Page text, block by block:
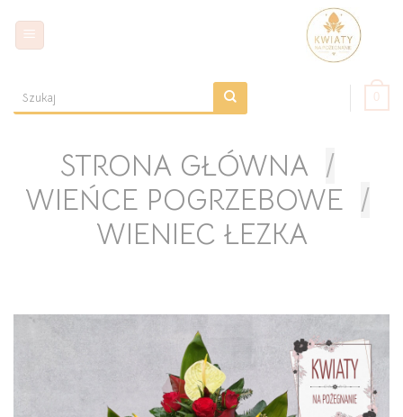
content
Szukaj:
0
STRONA GŁÓWNA /
WIEŃCE POGRZEBOWE /
WIENIEC ŁEZKA